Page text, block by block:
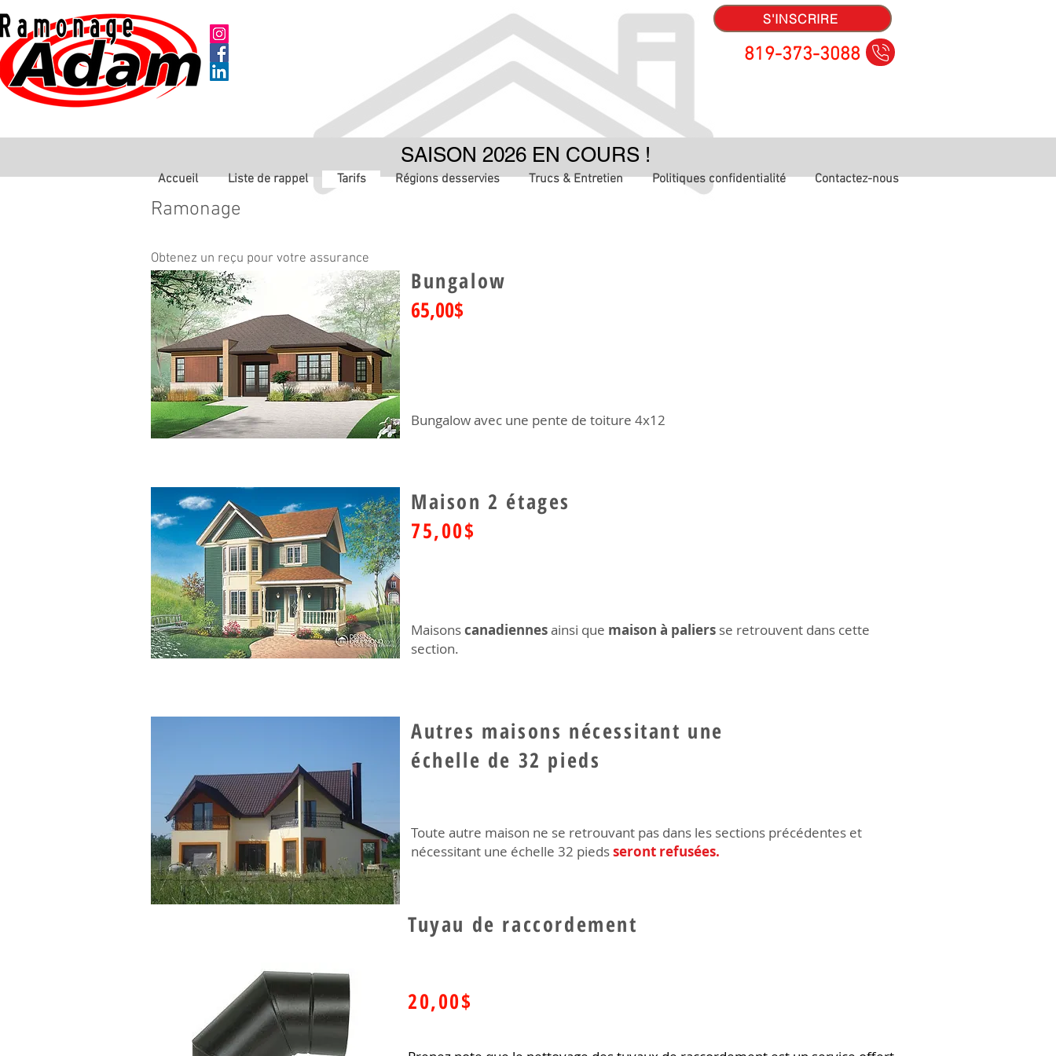
SAISON 2026 EN COURS !
S'INSCRIRE
819-373-3088
Accueil Liste de rappel Tarifs Régions desservies Trucs & Entretien Politiques confidentialité Contactez-nous
Ramonage
Obtenez un reçu pour votre assurance
Bungalow
65,00$
Bungalow avec une pente de toiture 4x12
Maison 2 étages
75,00$
Maisonscanadiennesainsi que maison à paliers se retrouvent dans cette
section.
Autres maisons nécessitant une
échelle de 32 pieds
Toute autre maison ne se retrouvant pas dans les sections précédentes et
nécessitant une échelle 32 piedsseront refusées.
Tuyau de raccordement
20,00$